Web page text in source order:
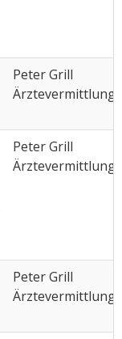
Peter Grill
Ärztevermittlung
Peter Grill
Ärztevermittlung
Peter Grill
Ärztevermittlung